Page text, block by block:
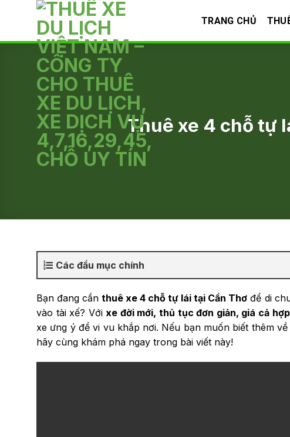
TRANG CHỦ
Thuê xe 4 chỗ tự
Các đầu mục chính
Bạn đang cầnthuê xe 4 chỗ tự lái tại Cần Thơ để di
vào tài xế? Vớixe đời mới, thủ tục đơn giản, giá cả
xe ưng ý để vi vu khắp nơi. Nếu bạn muốn biết thêm về
hãy cùng khám phá ngay trong bài viết này!